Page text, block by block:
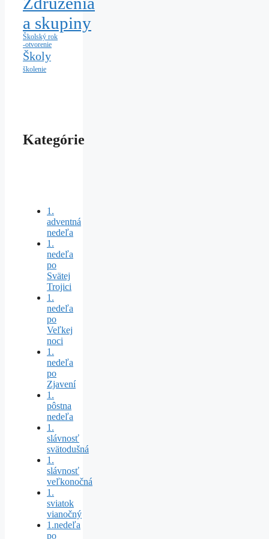
a skupiny
Školský rok
-otvorenie
Školy
školenie
Kategórie
1.
adventná
nedeľa
1.
nedeľa
po
Svätej
Trojici
1.
nedeľa
po
Veľkej
noci
1.
nedeľa
po
Zjavení
1.
pôstna
nedeľa
1.
slávnosť
svätodušná
1.
slávnosť
veľkonočná
1.
sviatok
vianočný
1.nedeľa
po